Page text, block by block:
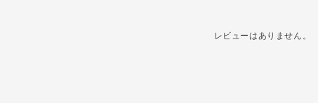
レビューはありません。